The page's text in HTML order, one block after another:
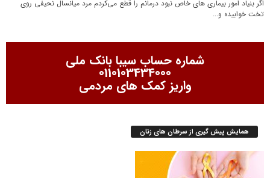
اگر بنیاد امور بیماری های خاص نبود درمانم را قطع می‌کردم مرد میانسال نحیفی روی
تخت خوابیده و...
شماره حساب سیبا بانک ملی
0110103434000
واریز کمک های مردمی
همایش پیش گیری از سرطان های زنان